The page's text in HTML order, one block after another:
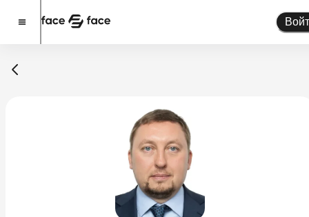
Помочь проекту
О проекте
Новости
Спикеры
Партнерство